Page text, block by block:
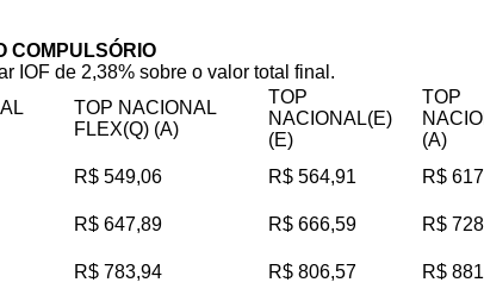
COMPULSÓRIO
IOF de 2,38% sobre o valor total final.
TOP NACIONAL
FLEX(Q) (A)
TOP
NACIONAL(E)
(E)
TOP
(A)
R$ 549,06 R$ 564,91 R$
R$ 647,89 R$ 666,59 R$
R$ 783,94 R$ 806,57 R$